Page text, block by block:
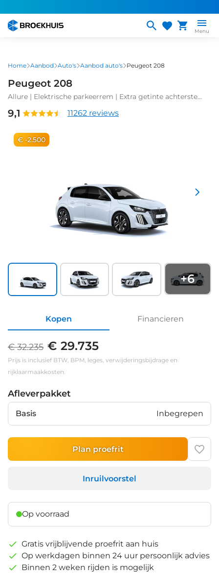
naar
gaan
Menu
Home Aanbod Auto's Aanbod auto's Peugeot 208
Peugeot 208
Allure | Elektrische parkeerrem | Extra getinte achterste
achterruit
9,1 11262 reviews
€ -2.500
+6
Kopen Financieren
€ 32.235 € 29.735
Prijs is inclusief BTW, BPM, leges, verwijderingsbijdrage en
rijklaarmaakkosten.
Afleverpakket
Basis Inbegrepen
Plan proefrit
Inruilvoorstel
Op voorraad
Gratis vrijblijvende proefrit aan huis
Op werkdagen binnen 24 uur persoonlijk advies
Binnen 2 weken rijden is mogelijk